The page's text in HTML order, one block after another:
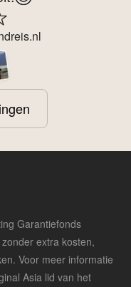
Garantiefonds
extra kosten,
Voor meer informatie
Asia lid van het